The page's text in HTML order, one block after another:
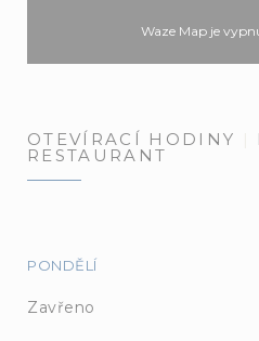
Waze Map je
OTEVÍRACÍ HODINY
RESTAURANT
PONDĚLÍ
Zavřeno